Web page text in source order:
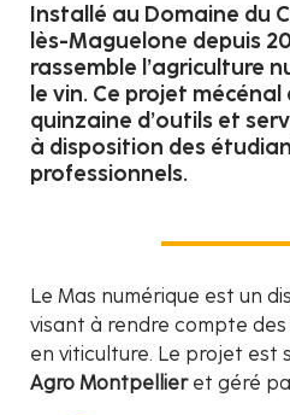
Installé au Domaine du
lès-Maguelone depuis
rassemble l’agriculture
le vin. Ce projet
quinzaine d’outils et
à disposition des
professionnels.
Le Mas numérique est un
visant à rendre compte des
en viticulture. Le projet est
Agro Montpellieret géré